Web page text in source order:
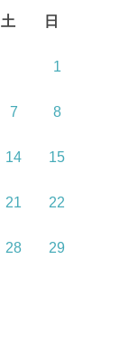
土 日
1
7 8
14 15
21 22
28 29